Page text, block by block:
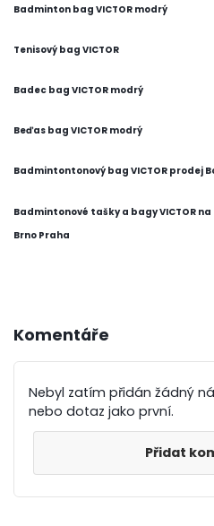
Badminton bag VICTOR modrý
Tenisový bag VICTOR
Badec bag VICTOR modrý
Beďas bag VICTOR modrý
Badmintontonový bag VICTOR prodej
Badmintonové tašky a bagy VICTOR
Brno Praha
Komentáře
Nebyl zatím přidán žádný
nebo dotaz jako první.
Přidat